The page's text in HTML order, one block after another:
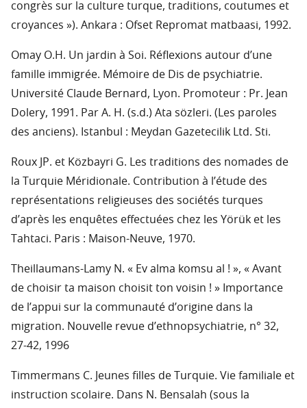
congrès sur la culture turque, traditions, coutumes et
croyances »). Ankara : Ofset Repromat matbaasi, 1992.
Omay O.H. Un jardin à Soi. Réflexions autour d’une
famille immigrée. Mémoire de Dis de psychiatrie.
Université Claude Bernard, Lyon. Promoteur : Pr. Jean
Dolery, 1991. Par A. H. (s.d.) Ata sözleri. (Les paroles
des anciens). Istanbul : Meydan Gazetecilik Ltd. Sti.
Roux JP. et Közbayri G. Les traditions des nomades de
la Turquie Méridionale. Contribution à l’étude des
représentations religieuses des sociétés turques
d’après les enquêtes effectuées chez les Yörük et les
Tahtaci. Paris : Maison-Neuve, 1970.
Theillaumans-Lamy N. « Ev alma komsu al ! », « Avant
de choisir ta maison choisit ton voisin ! » Importance
de l’appui sur la communauté d’origine dans la
migration. Nouvelle revue d’ethnopsychiatrie, n° 32,
27-42, 1996
Timmermans C. Jeunes filles de Turquie. Vie familiale et
instruction scolaire. Dans N. Bensalah (sous la